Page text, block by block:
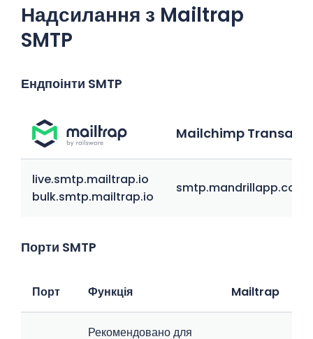
Надсилання з Mailtrap
SMTP
Ендпоінти SMTP
Mailchimp
live.smtp.mailtrap.io
bulk.smtp.mailtrap.io
smtp.mandrillapp.com
Порти SMTP
Порт Функція Mailtrap
Рекомендовано для